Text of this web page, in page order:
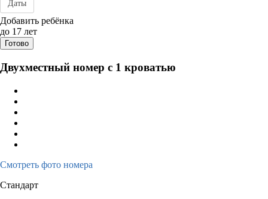
Даты
Дата заезда - отъезда
Добавить ребёнка
до 17 лет
Готово
Двухместный номер с 1 кроватью
Смотреть фото номера
Стандарт